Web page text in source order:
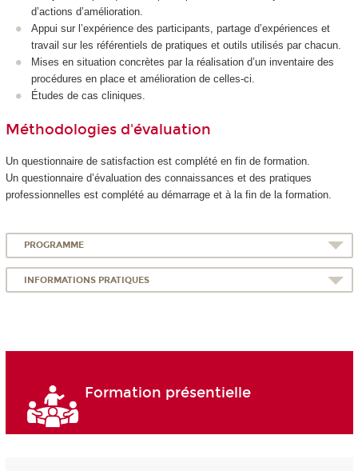
d’actions d’amélioration.
Appui sur l’expérience des participants, partage d’expériences et
travail sur les référentiels de pratiques et outils utilisés par chacun.
Mises en situation concrètes par la réalisation d’un inventaire des
procédures en place et amélioration de celles-ci.
Études de cas cliniques.
Méthodologies d'évaluation
Un questionnaire de satisfaction est complété en fin de formation.
Un questionnaire d’évaluation des connaissances et des pratiques
professionnelles est complété au démarrage et à la fin de la formation.
PROGRAMME
INFORMATIONS PRATIQUES
Formation présentielle